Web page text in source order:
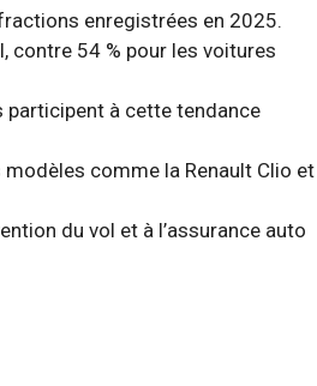
enregistrées en 2025.
contre 54 % pour les voitures
à cette tendance
comme la Renault Clio et
du vol et à l’assurance auto